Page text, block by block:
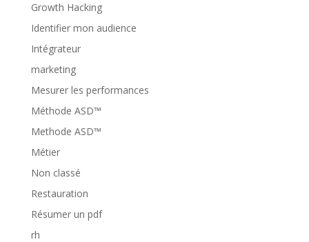
Growth Hacking
Identifier mon audience
Intégrateur
marketing
Mesurer les performances
Méthode ASD™
Methode ASD™
Métier
Non classé
Restauration
Résumer un pdf
rh